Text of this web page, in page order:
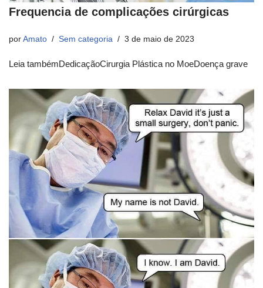
Frequencia de complicações cirúrgicas
por Amato Sem categoria 3 de maio de 2023
Leia tambémDedicaçãoCirurgia Plástica no MoeDoença grave